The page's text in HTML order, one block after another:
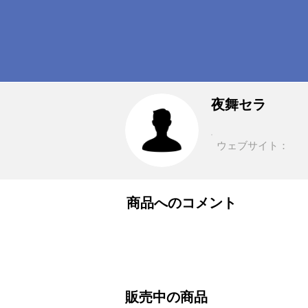
夜舞セラ
ウェブサイト：
商品へのコメント
販売中の商品